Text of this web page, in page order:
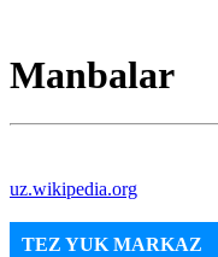
Manbalar
uz.wikipedia.org
TEZ YUK MARKAZ